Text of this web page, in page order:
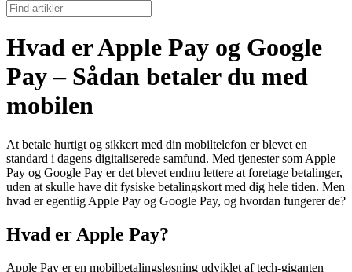
Hvad er Apple Pay og Google
Pay – Sådan betaler du med
mobilen
At betale hurtigt og sikkert med din mobiltelefon er blevet en
standard i dagens digitaliserede samfund. Med tjenester som Apple
Pay og Google Pay er det blevet endnu lettere at foretage betalinger,
uden at skulle have dit fysiske betalingskort med dig hele tiden. Men
hvad er egentlig Apple Pay og Google Pay, og hvordan fungerer de?
Hvad er Apple Pay?
Apple Pay er en mobilbetalingsløsning udviklet af tech-giganten